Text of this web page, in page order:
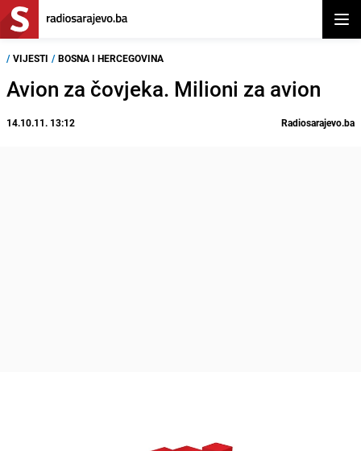
/ VIJESTI / BOSNA I HERCEGOVINA
Avion za čovjeka. Milioni za avion
14.10.11. 13:12 Radiosarajevo.ba